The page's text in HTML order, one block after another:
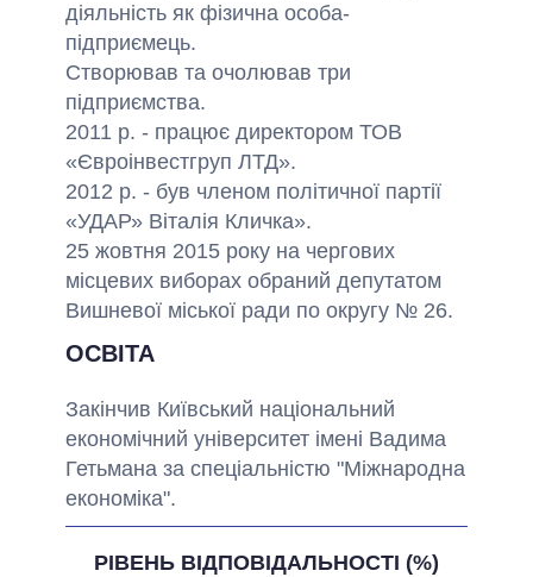
діяльність як фізична особа-
підприємець.
Створював та очолював три
підприємства.
2011 р. - працює директором ТОВ
«Євроінвестгруп ЛТД».
2012 р. - був членом політичної партії
«УДАР» Віталія Кличка».
25 жовтня 2015 року на чергових
місцевих виборах обраний депутатом
Вишневої міської ради по округу № 26.
ОСВІТА
Закінчив Київський національний
економічний університет імені Вадима
Гетьмана за спеціальністю "Міжнародна
економіка".
РІВЕНЬ ВІДПОВІДАЛЬНОСТІ (%)